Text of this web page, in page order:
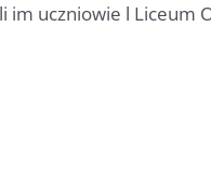
uczniowie l Liceum